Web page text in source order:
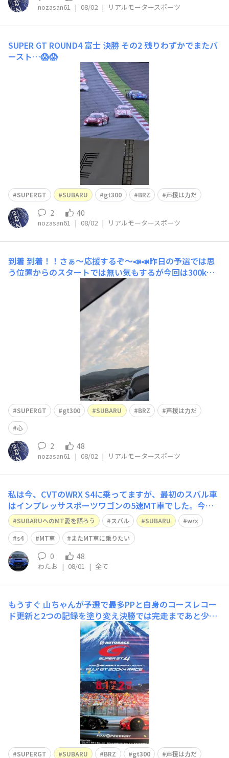
nozasan61 | 08/02 | リアルモータースポーツ
SUPER GT ROUND4 富士 決勝 その2残りわずかでまたバ
ースト…😱😱
SUPERGT SUBARU gt300 BRZ 声援は力だ
2 40
nozasan61 | 08/02 | リアルモータースポーツ
到着 到着！！さぁ〜応援するぞ〜📣📣昨日の予選では思
う位置からのスタートでは無い気もするが今回は300km
レースと3時間レースより距離は短いのでノートラブルで
走り切れれば怒涛の追い上げで上位は狙えるはず！！狙う
は表彰台✨✨でも今日は午後（丁度決勝レースの時間帯）
から雨予報なんだよなぁ〜ちょっと心配でもある
SUPERGT gt300 SUBARU BRZ
声援は力だ
心
2 48
nozasan61 | 08/02 | リアルモータースポーツ
私は今、CVTのWRX S4に乗ってますが、最初のスバル車
はインプレッサスポーツワゴンの5速MT車でした。今で
こそ、CVT車がスバル車の大半となっていますが、その当
時はまだMT車が安かったこともあり、迷うことなくMT
車を選択していました。100馬力もない非力な1500ccのF
F車でしたが、逆に軽快さ
SUBARUへのMT愛を語ろう スバル SUBARU
wrx
s4
MT車 またMT車に乗りたい
0 48
わたお | 08/01 | 全て
もうすぐ 山ちゃんが予選で最多PPと自身のコースレコー
ド更新と2つの記録を塗り変え決勝では完走まであと少し
のところで無念のリタイアとなったあの日から早3ヶ月…
いよいよ今週末シリーズ後半戦でありSUBARUにとっては
前回大会でEG33の速さは証明したがマシンの耐久性が問
題に…この3ヶ月間でどれだけ改善されたのか
SUPERGT SUBARU BRZ gt300
声援は力だ